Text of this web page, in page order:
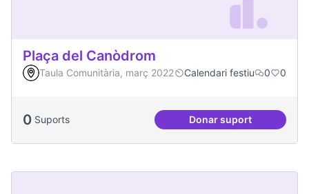
Plaça del Canòdrom
Taula Comunitària, març 2022 Calendari festiu 0 0
0 Suports Donar suport
Plaça del